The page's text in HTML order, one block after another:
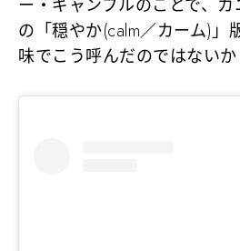
ー・ギャンブルのことで、
の「穏やか(calm／カーム)」
味でこう呼んだのではないか